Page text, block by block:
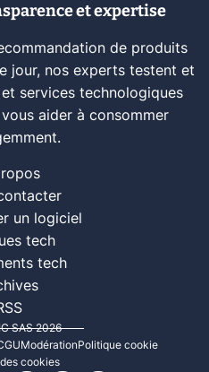
et expertise
de produits
jour, nos experts testent et
services technologiques
aider à consommer
un logiciel
tech
tech
SAS 2026
ModérationPolitique cookie
cookies